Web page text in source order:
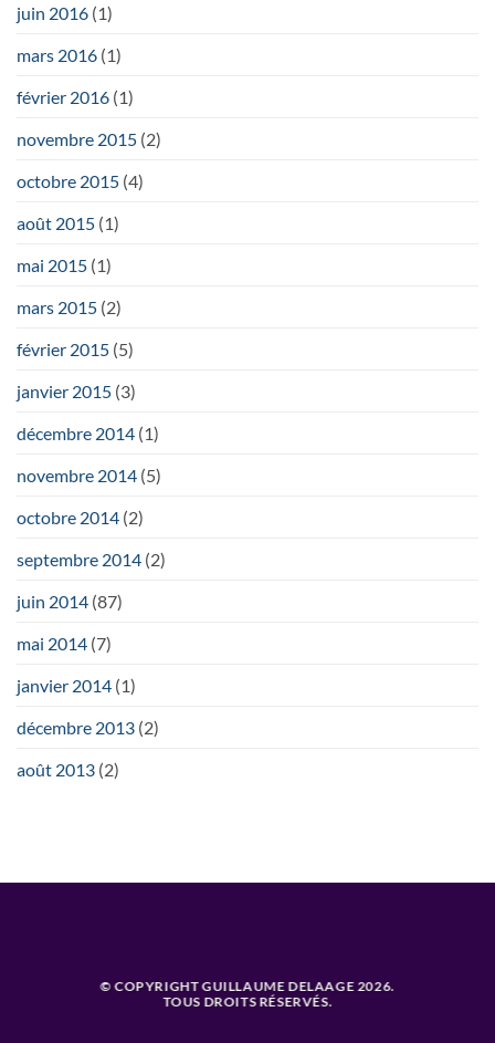
juin 2016 (1)
mars 2016 (1)
février 2016 (1)
novembre 2015 (2)
octobre 2015 (4)
août 2015 (1)
mai 2015 (1)
mars 2015 (2)
février 2015 (5)
janvier 2015 (3)
décembre 2014 (1)
novembre 2014 (5)
octobre 2014 (2)
septembre 2014 (2)
juin 2014 (87)
mai 2014 (7)
janvier 2014 (1)
décembre 2013 (2)
août 2013 (2)
© COPYRIGHT GUILLAUME DELAAGE 2026.
TOUS DROITS RÉSERVÉS.